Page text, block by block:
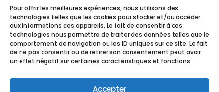
Pour offrir les meilleures expériences, nous utilisons des
technologies telles que les cookies pour stocker et/ou accéder
aux informations des appareils. Le fait de consentir à ces
technologies nous permettra de traiter des données telles que le
comportement de navigation ou les ID uniques sur ce site. Le fait
de ne pas consentir ou de retirer son consentement peut avoir
un effet négatif sur certaines caractéristiques et fonctions.
Accepter